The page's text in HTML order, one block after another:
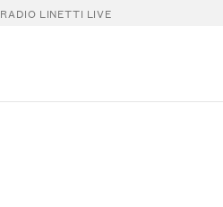
RADIO LINETTI LIVE